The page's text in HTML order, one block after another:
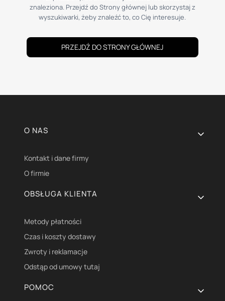
znaleziona. Przejdź do Strony głównej lub skorzystaj z
wyszukiwarki, żeby znaleźć to, co Cię interesuje.
PRZEJDŹ DO STRONY GŁÓWNEJ
Linki w stopce
O NAS
Kontakt i dane firmy
O firmie
OBSŁUGA KLIENTA
Metody płatności
Czas i koszty dostawy
Zwroty i reklamacje
Odstąp od umowy tutaj
POMOC